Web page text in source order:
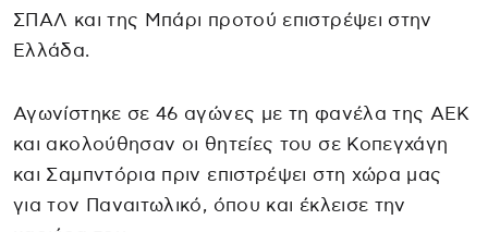
ΣΠΑΛ και της Μπάρι προτού επιστρέψει στην
Ελλάδα.
Αγωνίστηκε σε 46 αγώνες με τη φανέλα της ΑΕΚ
και ακολούθησαν οι θητείες του σε Κοπεγχάγη
και Σαμπντόρια πριν επιστρέψει στη χώρα μας
για τον Παναιτωλικό, όπου και έκλεισε την